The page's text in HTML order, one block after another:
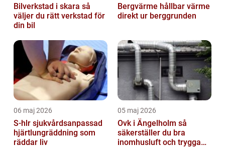
Bilverkstad i skara så
väljer du rätt verkstad för
din bil
Bergvärme hållbar värme
direkt ur berggrunden
06 maj 2026
S-hlr sjukvårdsanpassad
hjärtlungräddning som
räddar liv
05 maj 2026
Ovk i Ängelholm så
säkerställer du bra
inomhusluft och trygga